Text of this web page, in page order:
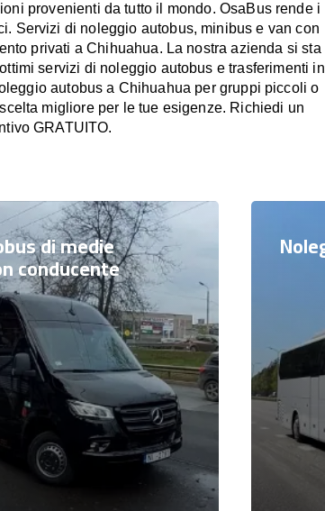
provenienti da tutto il mondo. OsaBus rende i
Servizi di noleggio autobus, minibus e van con
privati a Chihuahua. La nostra azienda si sta
servizi di noleggio autobus e trasferimenti in
autobus a Chihuahua per gruppi piccoli o
migliore per le tue esigenze. Richiedi un
GRATUITO.
di medie
conducente